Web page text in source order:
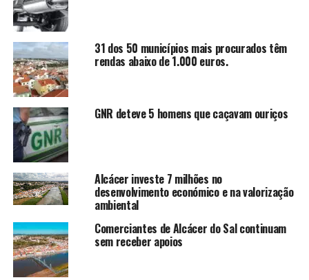
31 dos 50 municípios mais procurados têm
rendas abaixo de 1.000 euros.
GNR deteve 5 homens que caçavam ouriços
Alcácer investe 7 milhões no
desenvolvimento económico e na valorização
ambiental
Comerciantes de Alcácer do Sal continuam
sem receber apoios